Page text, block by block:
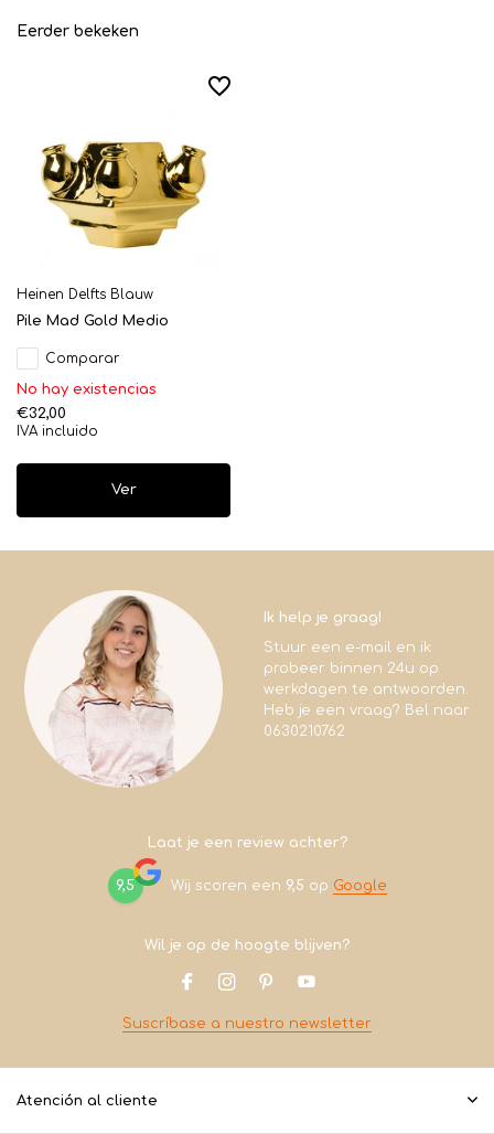
Eerder bekeken
Heinen Delfts Blauw
Pile Mad Gold Medio
Comparar
No hay existencias
€32,00
IVA incluido
Ver
Ik help je graag!
Stuur een e-mail en ik
probeer binnen 24u op
werkdagen te antwoorden.
Heb je een vraag? Bel naar
0630210762
Laat je een review achter?
9,5 Wij scoren een 9,5 op Google
Wil je op de hoogte blijven?
Suscríbase a nuestro newsletter
Atención al cliente